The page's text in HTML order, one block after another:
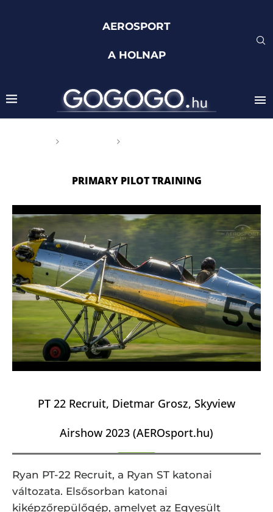
AEROSPORT
A HOLNAP
PRIMARY PILOT TRAINING
PT 22 Recruit, Dietmar Grosz, Skyview
Airshow 2023 (AEROsport.hu)
Ryan PT-22 Recruit, a Ryan ST katonai
változata. Elsősorban katonai
kiképzőrepülőgép, amelyet az Egyesült